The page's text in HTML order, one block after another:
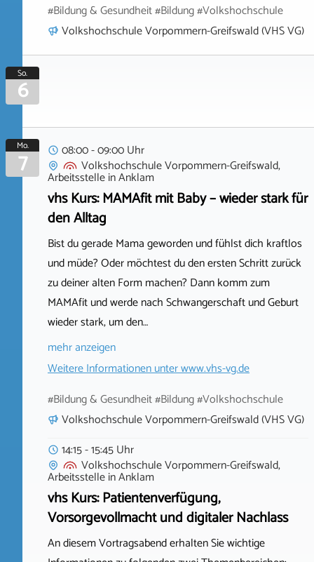
#Bildung & Gesundheit #Bildung #Volkshochschule
Volkshochschule Vorpommern-Greifswald (VHS VG)
So.
6
Mo.
7
08:00 - 09:00 Uhr
Volkshochschule Vorpommern-Greifswald,
ArbeitsstelleinAnklam
vhs Kurs: MAMAfit mit Baby – wieder stark für
den Alltag
Bist du gerade Mama geworden und fühlst dich kraftlos
und müde? Oder möchtest du den ersten Schritt zurück
zu deiner alten Form machen? Dann komm zum
MAMAfit und werde nach Schwangerschaft und Geburt
wieder stark, um den…
mehr anzeigen
Weitere Informationen unterwww.vhs-vg.de
#Bildung & Gesundheit #Bildung #Volkshochschule
Volkshochschule Vorpommern-Greifswald (VHS VG)
14:15 - 15:45 Uhr
Volkshochschule Vorpommern-Greifswald,
ArbeitsstelleinAnklam
vhs Kurs: Patientenverfügung,
Vorsorgevollmacht und digitaler Nachlass
An diesem Vortragsabend erhalten Sie wichtige